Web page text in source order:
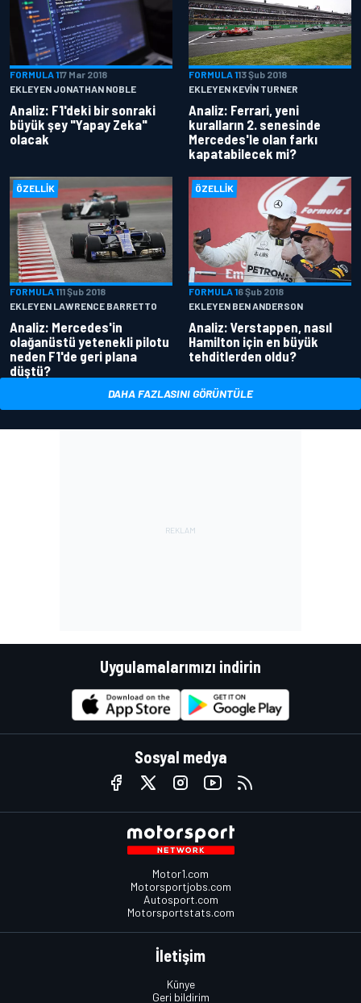
FORMULA 117 Mar 2018
EKLEYEN JONATHAN NOBLE
Analiz: F1'deki bir sonraki
büyük şey "Yapay Zeka"
olacak
FORMULA 113 Şub 2018
EKLEYEN KEVIN TURNER
Analiz: Ferrari, yeni
kuralların 2. senesinde
Mercedes'le olan farkı
kapatabilecek mi?
ÖZELLIK
FORMULA 111 Şub 2018
EKLEYEN LAWRENCE BARRETTO
Analiz: Mercedes'in
olağanüstü yetenekli pilotu
neden F1'de geri plana
düştü?
ÖZELLIK
FORMULA 16 Şub 2018
EKLEYEN BEN ANDERSON
Analiz: Verstappen, nasıl
Hamilton için en büyük
tehditlerden oldu?
DAHA FAZLASINI GÖRÜNTÜLE
Uygulamalarımızı indirin
Sosyal medya
Motor1.com
Motorsportjobs.com
Autosport.com
Motorsportstats.com
İletişim
Künye
Geri bildirim